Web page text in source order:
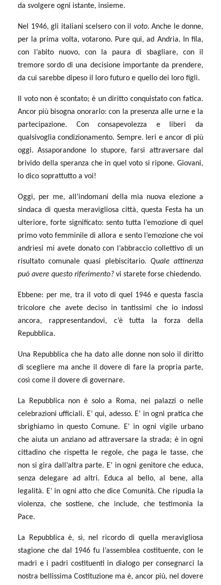
da svolgere ogni istante, insieme.
Nel 1946, gli italiani scelsero con il voto. Anche le donne,
per la prima volta, votarono. Pure qui, ad Andria. In fila,
con l’abito nuovo, con la paura di sbagliare, con il
tremore sordo di una decisione importante da prendere,
da cui sarebbe dipeso il loro futuro e quello dei loro figli.
Il voto non è scontato; è un diritto conquistato con fatica.
Ancor più bisogna onorarlo: con la presenza alle urne e la
partecipazione. Con consapevolezza e liberi da
qualsivoglia condizionamento. Sempre. Ieri e ancor di più
oggi. Assaporandone lo stupore, farsi attraversare dal
brivido della speranza che in quel voto si ripone. Giovani,
lo dico soprattutto a voi!
Oggi, per me, all’indomani della mia nuova elezione a
sindaca di questa meravigliosa città, questa Festa ha un
ulteriore, forte significato: sento tutta l’emozione di quel
primo voto femminile di allora e sento l’emozione che voi
andriesi mi avete donato con l’abbraccio collettivo di un
risultato comunale quasi plebiscitario. Quale attinenza
può avere questo riferimento? vi starete forse chiedendo.
Ebbene: per me, tra il voto di quel 1946 e questa fascia
tricolore che avete deciso in tantissimi che io indossi
ancora, rappresentandovi, c’è tutta la forza della
Repubblica.
Una Repubblica che ha dato alle donne non solo il diritto
di scegliere ma anche il dovere di fare la propria parte,
così come il dovere di governare.
La Repubblica non è solo a Roma, nei palazzi o nelle
celebrazioni ufficiali. E’ qui, adesso. E’ in ogni pratica che
sbrighiamo in questo Comune. E’ in ogni vigile urbano
che aiuta un anziano ad attraversare la strada; è in ogni
cittadino che rispetta le regole, che paga le tasse, che
non si gira dall’altra parte. E’ in ogni genitore che educa,
senza delegare ad altri. Educa al bello, al bene, alla
legalità. E’ in ogni atto che dice Comunità. Che ripudia la
violenza, che sostiene, che include, che testimonia la
Pace.
La Repubblica è, sì, nel ricordo di quella meravigliosa
stagione che dal 1946 fu l’assemblea costituente, con le
madri e i padri costituenti in dialogo per consegnarci la
nostra bellissima Costituzione ma è, ancor più, nel dovere